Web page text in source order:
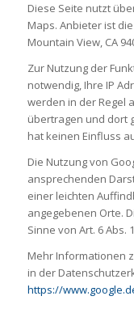
Diese Seite nutzt
Maps. Anbieter ist
Mountain View, CA
Zur Nutzung der
notwendig, Ihre IP
werden in der Regel
übertragen und dort
hat keinen Einfluss
Die Nutzung von
ansprechenden
einer leichten
angegebenen Orte.
Sinne von Art. 6 Abs.
Mehr Informationen
in der
https://